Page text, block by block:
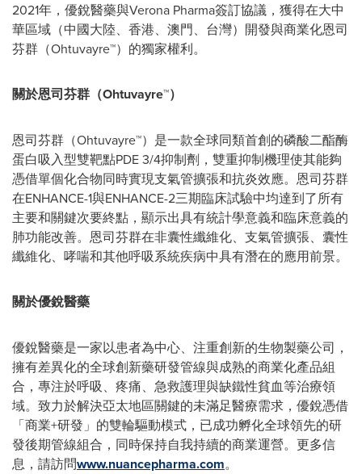
2021年，優銳醫藥與Verona Pharma簽訂協議，獲得在大中
華區域（中國大陸、香港、澳門、台灣）開發與商業化恩司
芬群（Ohtuvayre™）的獨家權利。
關於恩司芬群（Ohtuvayre™）
恩司芬群（Ohtuvayre™）是一款全球同類首創的磷酸二酯酶
蛋白吸入型雙靶點PDE 3/4抑制劑，雙重抑制機理使其能夠
憑借單個化合物同時實現支氣管擴張和抗炎效應。恩司芬群
在ENHANCE-1與ENHANCE-2三期臨床試驗中均達到了所有
主要和關鍵次要終點，顯示出具有統計學意義和臨床意義的
肺功能改善。恩司芬群在非囊性纖維化、支氣管擴張、囊性
纖維化、哮喘和其他呼吸系統疾病中具有潛在的應用前景。
關於優銳醫藥
優銳醫藥是一家以患者為中心、注重創新的生物製藥公司，
擁有差異化的全球創新藥研發管線與成熟的商業化產品組
合，專注於呼吸、疼痛、急救護理與缺鐵性貧血等治療領
域。致力於解決亞太地區關鍵的未滿足醫療需求，優銳憑借
「商業+研發」的雙輪驅動模式，已成功孵化全球領先的研
發後期管線組合，同時保持自我持續的商業運營。更多信
息，請訪問www.nuancepharma.com。